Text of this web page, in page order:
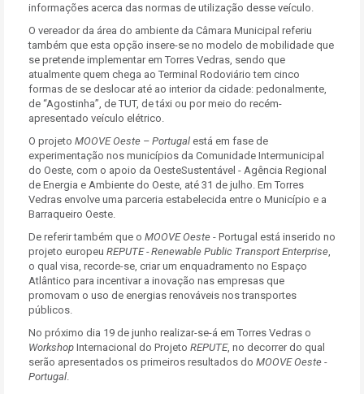
informações acerca das normas de utilização desse veículo.
O vereador da área do ambiente da Câmara Municipal referiu
também que esta opção insere-se no modelo de mobilidade que
se pretende implementar em Torres Vedras, sendo que
atualmente quem chega ao Terminal Rodoviário tem cinco
formas de se deslocar até ao interior da cidade: pedonalmente,
de “Agostinha”, de TUT, de táxi ou por meio do recém-
apresentado veículo elétrico.
O projeto MOOVE Oeste – Portugal está em fase de
experimentação nos municípios da Comunidade Intermunicipal
do Oeste, com o apoio da OesteSustentável - Agência Regional
de Energia e Ambiente do Oeste, até 31 de julho. Em Torres
Vedras envolve uma parceria estabelecida entre o Município e a
Barraqueiro Oeste.
De referir também que o MOOVE Oeste - Portugal está inserido no
projeto europeu REPUTE - Renewable Public Transport Enterprise,
o qual visa, recorde-se, criar um enquadramento no Espaço
Atlântico para incentivar a inovação nas empresas que
promovam o uso de energias renováveis nos transportes
públicos.
No próximo dia 19 de junho realizar-se-á em Torres Vedras o
Workshop Internacional do Projeto REPUTE, no decorrer do qual
serão apresentados os primeiros resultados do MOOVE Oeste -
Portugal.